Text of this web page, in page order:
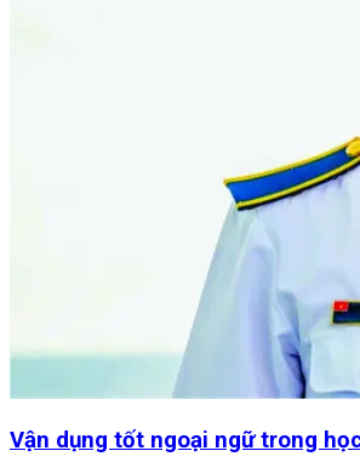
Vận dụng tốt ngoại ngữ trong